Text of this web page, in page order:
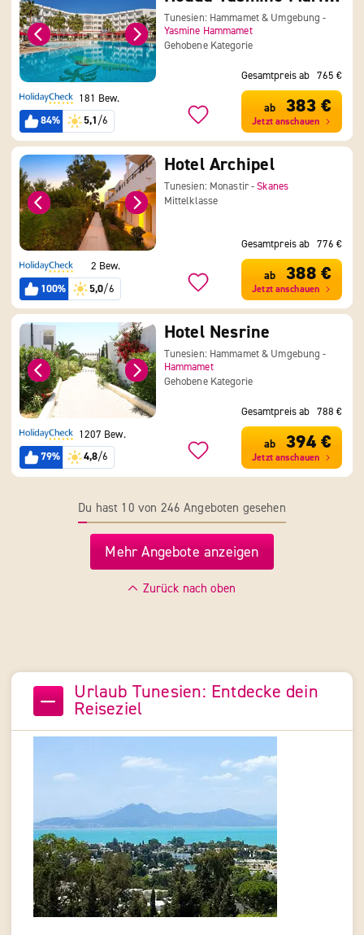
Tunesien: Hammamet & Umgebung -
Yasmine Hammamet
Gehobene Kategorie
181 Bew.
84%
5,1/6
Gesamtpreis ab 765 €
ab 383 €
Jetzt anschauen
Hotel Archipel
Tunesien: Monastir -Skanes
Mittelklasse
2 Bew.
100%
5,0/6
Gesamtpreis ab 776 €
ab 388 €
Jetzt anschauen
Hotel Nesrine
Tunesien: Hammamet & Umgebung -
Hammamet
Gehobene Kategorie
1207 Bew.
79%
4,8/6
Gesamtpreis ab 788 €
ab 394 €
Jetzt anschauen
Du hast 10 von 246 Angeboten gesehen
Mehr Angebote anzeigen
Zurück nach oben
Urlaub Tunesien: Entdecke dein
Reiseziel